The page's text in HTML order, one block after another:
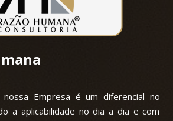
Empresa é um diferencial no
a aplicabilidade no dia a dia e com